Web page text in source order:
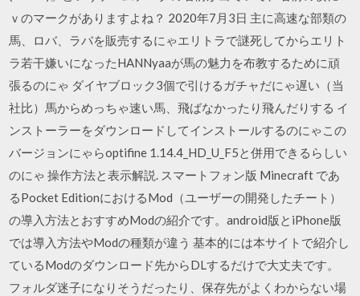
ｖのマークがありますよね？ 2020年7月3日 主に高速な部類の
馬、ロバ、ラバを販売するにゃエリトラで謎死してからエリト
ラ若干嫌いになったHANNyaaが馬の魅力を布教するために頑
張るのにゃ ダイヤブロック3個で引けるガチャだにゃ遅い（当
社比）馬からめっちゃ速い馬、飛ばなかったり飛んだりする イ
ンストーラーをダウンロードしてインストールするのにゃこの
バージョンにゃらoptifine 1.14.4_HD_U_F5と併用できるらしい
のにゃ 操作方法と表示解説. スマートフォン版 Minecraft であ
るPocket EditionにおけるMod（ユーザーの開発したチート）
の導入方法とおすすめModの紹介です。android版とiPhone版
では導入方法やModの種類が違う 基本的には本サイトで紹介し
ているModのダウンロード先からDLするだけで大丈夫です。
フォルダ迷子になりそうだったり、保存先がよくわからない場